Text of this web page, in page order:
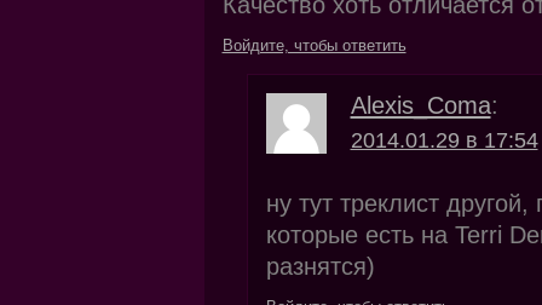
Войдите, чтобы ответить
Alexis_Coma:
2014.01.29 в 17:54
ну тут треклист
которые есть на Terri
разнятся)